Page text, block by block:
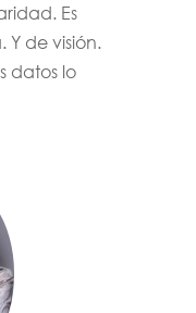
Es
de visión.
datos lo